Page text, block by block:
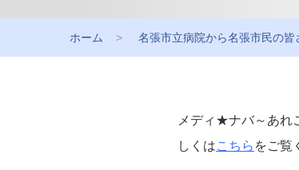
ホーム 名張市立病院から名張市民の皆
メディ★ナバ～あれ
しくはこちら をご覧